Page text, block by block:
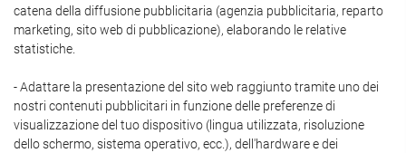
catena della diffusione pubblicitaria (agenzia pubblicitaria, reparto
marketing, sito web di pubblicazione), elaborando le relative
statistiche.
- Adattare la presentazione del sito web raggiunto tramite uno dei
nostri contenuti pubblicitari in funzione delle preferenze di
visualizzazione del tuo dispositivo (lingua utilizzata, risoluzione
dello schermo, sistema operativo, ecc.), dell'hardware e dei